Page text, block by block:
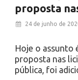
proposta
24 de junho de
Hoje o assunto
proposta nas
pública, foi